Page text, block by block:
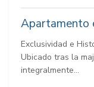
Apartamento
Exclusividad e
Ubicado tras la
integralmente...